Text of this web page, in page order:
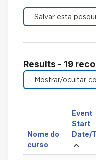
Results - 19
Nome do
curso Ordenar
por
Event
Start
Date/